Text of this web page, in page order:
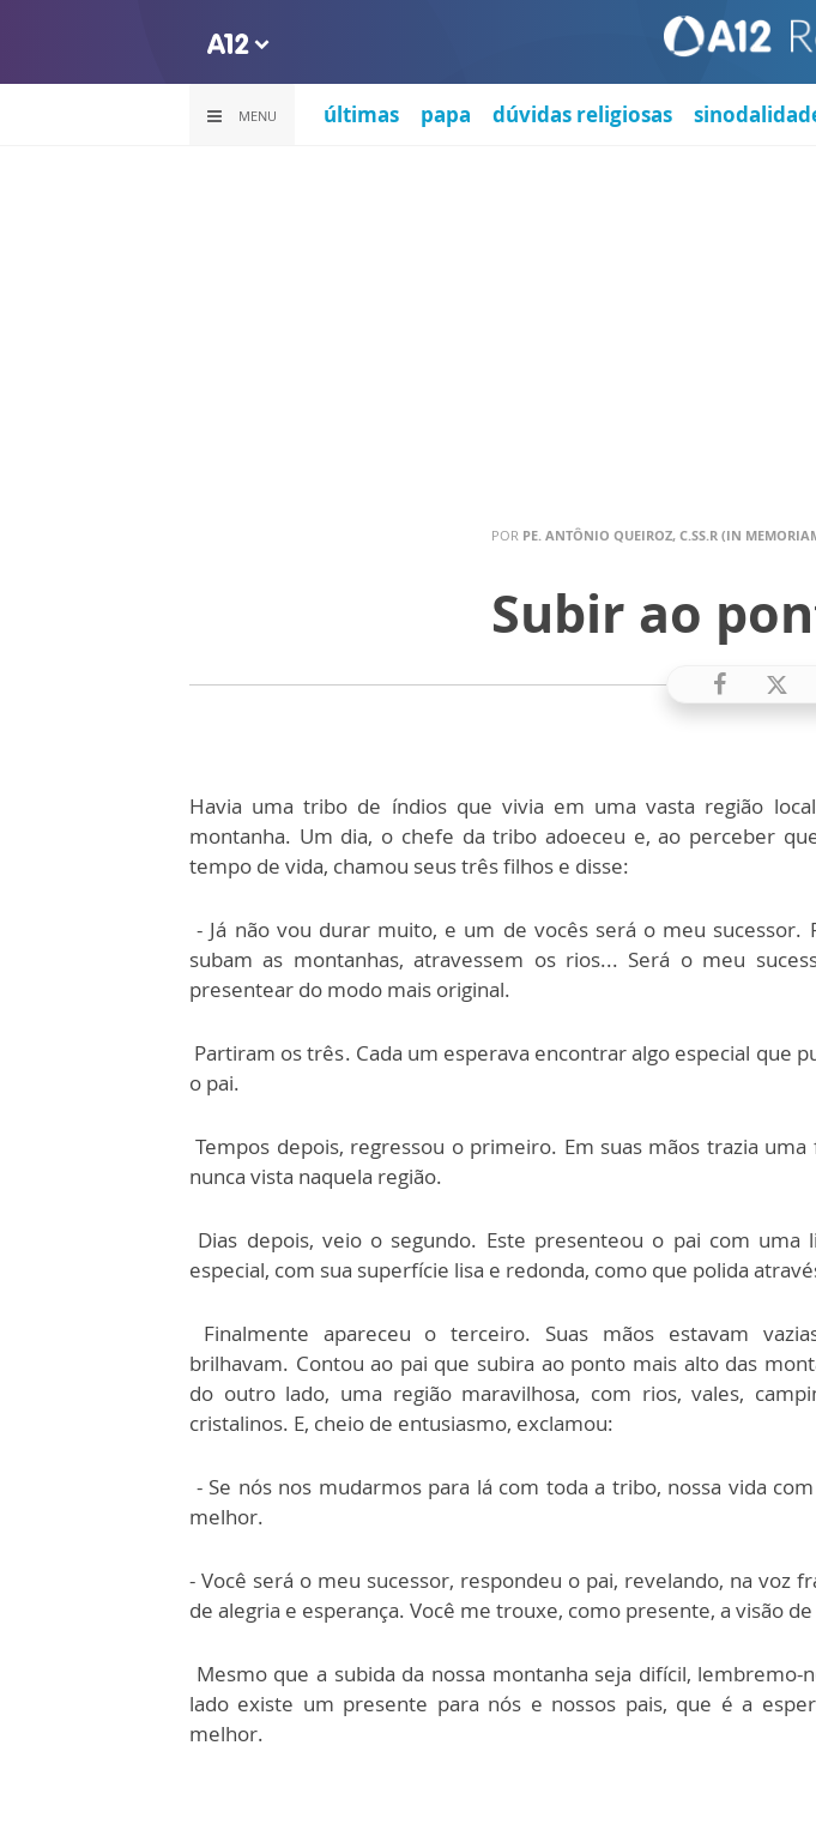
MENU últimas papa dúvidas religiosas
POR PE. ANTÔNIO QUEIROZ, C.SS.R (IN
Subir ao
Havia uma tribo de índios que vivia em uma vasta região
montanha. Um dia, o chefe da tribo adoeceu e, ao perceber
tempo de vida, chamou seus três filhos e disse:
- Já não vou durar muito, e um de vocês será o meu sucessor.
subam as montanhas, atravessem os rios... Será o meu
presentear do modo mais original.
Partiram os três. Cada um esperava encontrar algo especial que
o pai.
Tempos depois, regressou o primeiro. Em suas mãos trazia
nunca vista naquela região.
Dias depois, veio o segundo. Este presenteou o pai com uma
especial, com sua superfície lisa e redonda, como que polida
Finalmente apareceu o terceiro. Suas mãos estavam
brilhavam. Contou ao pai que subira ao ponto mais alto das
do outro lado, uma região maravilhosa, com rios, vales,
cristalinos. E, cheio de entusiasmo, exclamou:
- Se nós nos mudarmos para lá com toda a tribo, nossa vida
melhor.
- Você será o meu sucessor, respondeu o pai, revelando, na voz
de alegria e esperança. Você me trouxe, como presente, a visão
Mesmo que a subida da nossa montanha seja difícil,
lado existe um presente para nós e nossos pais, que é a
melhor.